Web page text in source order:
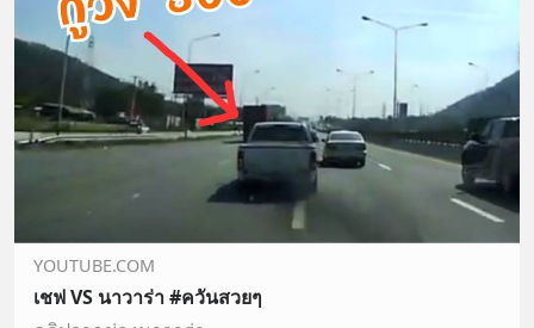
YOUTUBE.COM
เชฟ VS นาวาร่า #ควันสวยๆ